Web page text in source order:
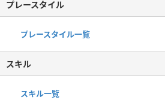
プレースタイル
プレースタイル一覧
スキル
スキル一覧